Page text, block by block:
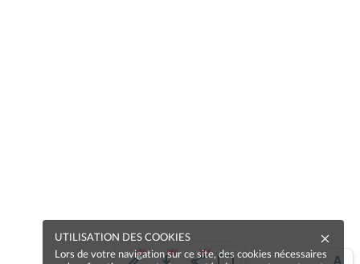
UTILISATION DES COOKIES
Lors de votre navigation sur ce site, des cookies nécessaires